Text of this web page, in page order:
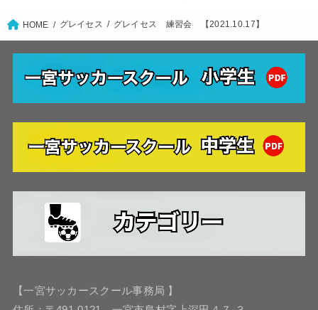
HOME グレイセス グレイセス 練習会 【2021.10.17】
【一宮サッカースクール事務局 】